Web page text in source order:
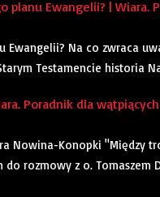
planu Ewangelii? | Wiara.
Ewangelii? Na co zwraca
Testamencie historia
Poradnik dla wątpiących
Nowina-Konopki "Między
rozmowy z o. Tomaszem